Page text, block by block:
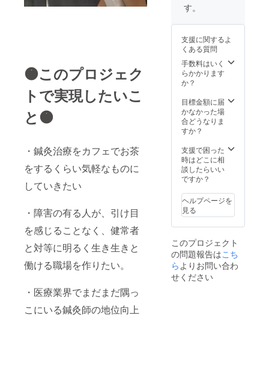
🟠このプロジェク
トで実現したいこ
と🟠
・鍼灸治療をカフェでお茶
をするくらい気軽なものに
していきたい
・障害の有る人が、引け目
を感じることなく、健常者
と対等に明るく生き生きと
働ける職場を作りたい。
・医療業界でまだまだ隅っ
こにいる鍼灸師の地位向上
す。
支援に関するよ
くある質問
手数料はいく
らかかります
か？
目標金額に届
かなかった場
合どうなりま
すか？
支援で困った
時はどこに相
談したらいい
ですか？
ヘルプページを
見る
このプロジェクト
の問題報告はこち
ら よりお問い合わ
せください